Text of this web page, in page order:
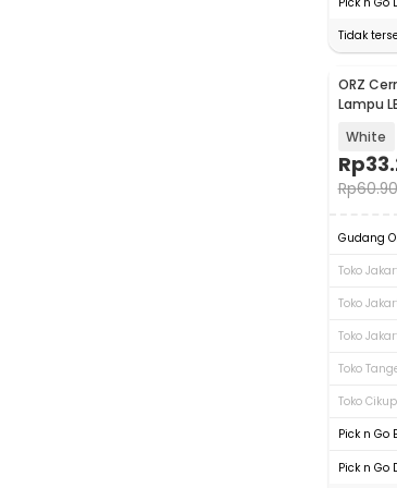
Tidak
ORZ
Lampu
White
Rp
Rp
Gudang
Toko
Toko
Toko
Toko
Toko
Pick n Go
Pick n Go